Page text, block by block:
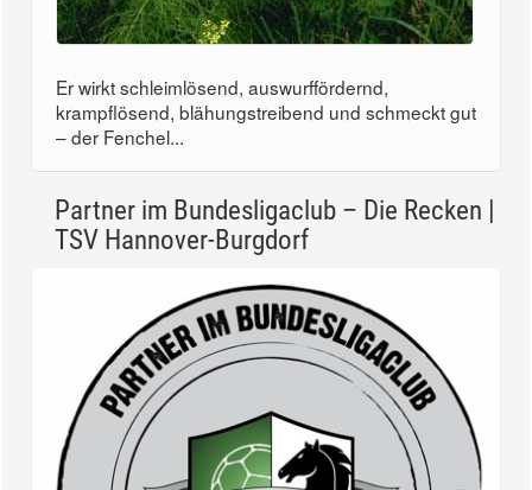
Er wirkt schleimlösend, auswurffördernd,
krampflösend, blähungstreibend und schmeckt gut
– der Fenchel...
Partner im Bundesligaclub – Die Recken |
TSV Hannover-Burgdorf